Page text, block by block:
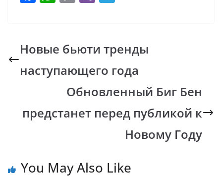
b
o
o
s
A
p
y
Li
n
k
gr
a
m
Новые бьюти тренды
наступающего года
Обновленный Биг Бен
предстанет перед публикой к
Новому Году
You May Also Like